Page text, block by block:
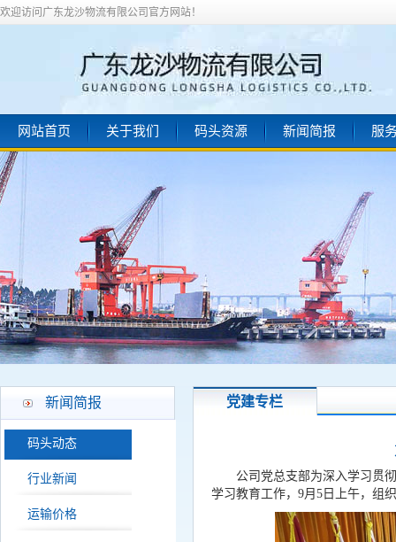
欢迎访问广东龙沙物流有限公司官方网站！
网站首页 关于我们 码头资源 新闻简报 服
新闻简报
码头动态
行业新闻
运输价格
党建专栏
公司党总支部为深入学习贯
学习教育工作，9月5日上午，组